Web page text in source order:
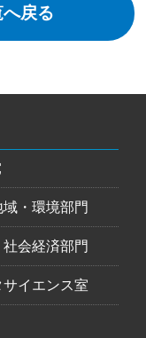
戻る
・環境部門
会経済部門
サイエンス室